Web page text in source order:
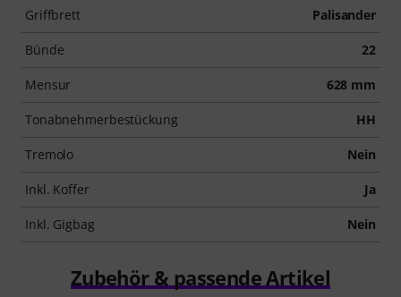
Griffbrett Palisander
Bünde 22
Mensur 628 mm
Tonabnehmerbestückung HH
Tremolo Nein
Inkl. Koffer Ja
Inkl. Gigbag Nein
Zubehör & passende Artikel